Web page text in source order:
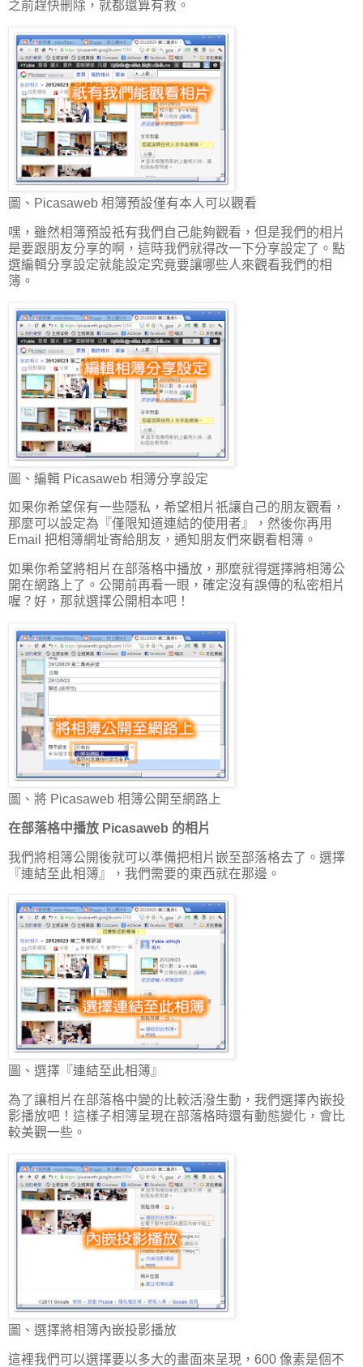
之前趕快刪除，就都還算有救。
圖、Picasaweb 相簿預設僅有本人可以觀看
嘿，雖然相簿預設祇有我們自己能夠觀看，但是我們的相片
是要跟朋友分享的啊，這時我們就得改一下分享設定了。點
選編輯分享設定就能設定究竟要讓哪些人來觀看我們的相
簿。
圖、編輯 Picasaweb 相簿分享設定
如果你希望保有一些隱私，希望相片祇讓自己的朋友觀看，
那麼可以設定為『僅限知道連結的使用者』，然後你再用
Email 把相簿網址寄給朋友，通知朋友們來觀看相簿。
如果你希望將相片在部落格中播放，那麼就得選擇將相簿公
開在網路上了。公開前再看一眼，確定沒有誤傳的私密相片
喔？好，那就選擇公開相本吧！
圖、將 Picasaweb 相簿公開至網路上
在部落格中播放 Picasaweb 的相片
我們將相簿公開後就可以準備把相片嵌至部落格去了。選擇
『連結至此相簿』，我們需要的東西就在那邊。
圖、選擇『連結至此相簿』
為了讓相片在部落格中變的比較活潑生動，我們選擇內嵌投
影播放吧！這樣子相簿呈現在部落格時還有動態變化，會比
較美觀一些。
圖、選擇將相簿內嵌投影播放
這裡我們可以選擇要以多大的畫面來呈現，600 像素是個不